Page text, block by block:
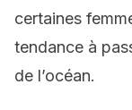
certaines
tendance à
de l’océan.